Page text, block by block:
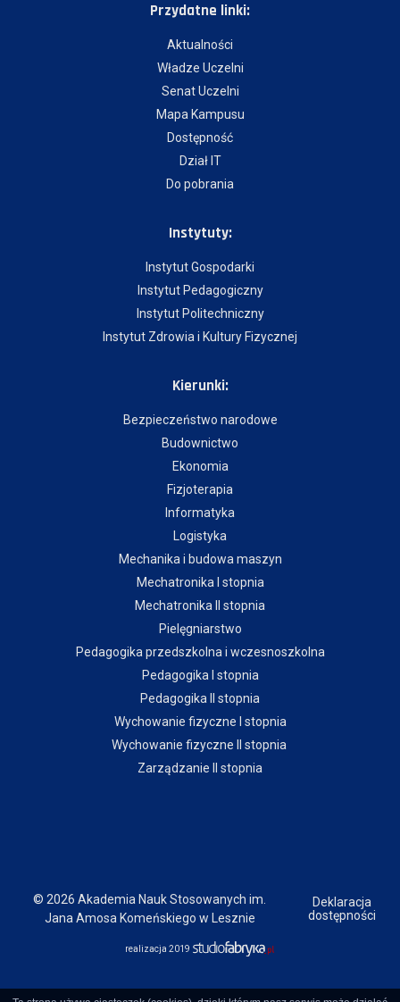
Przydatne linki:
Aktualności
Władze Uczelni
Senat Uczelni
Mapa Kampusu
Dostępność
Dział IT
Do pobrania
Instytuty:
Instytut Gospodarki
Instytut Pedagogiczny
Instytut Politechniczny
Instytut Zdrowia i Kultury Fizycznej
Kierunki:
Bezpieczeństwo narodowe
Budownictwo
Ekonomia
Fizjoterapia
Informatyka
Logistyka
Mechanika i budowa maszyn
Mechatronika I stopnia
Mechatronika II stopnia
Pielęgniarstwo
Pedagogika przedszkolna i wczesnoszkolna
Pedagogika I stopnia
Pedagogika II stopnia
Wychowanie fizyczne I stopnia
Wychowanie fizyczne II stopnia
Zarządzanie II stopnia
© 2026 Akademia Nauk Stosowanych im.
Jana Amosa Komeńskiego w Lesznie
Deklaracja
dostępności
realizacja 2019